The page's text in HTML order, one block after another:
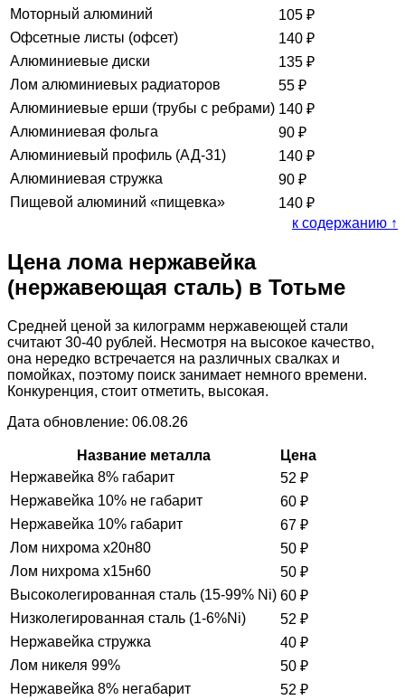
Моторный алюминий
105 ₽
Офсетные листы (офсет)
140 ₽
Алюминиевые диски
135 ₽
Лом алюминиевых радиаторов
55 ₽
Алюминиевые ерши (трубы с ребрами) 140 ₽
Алюминиевая фольга
90 ₽
Алюминиевый профиль (АД-31)
140 ₽
Алюминиевая стружка
90 ₽
Пищевой алюминий «пищевка»
140 ₽
к содержанию ↑
Цена лома нержавейка
(нержавеющая сталь) в Тотьме
Средней ценой за килограмм нержавеющей стали
считают 30-40 рублей. Несмотря на высокое качество,
она нередко встречается на различных свалках и
помойках, поэтому поиск занимает немного времени.
Конкуренция, стоит отметить, высокая.
Дата обновление: 06.08.26
Название металла
Цена
Нержавейка 8% габарит
52 ₽
Нержавейка 10% не габарит
60 ₽
Нержавейка 10% габарит
67 ₽
Лом нихрома х20н80
50 ₽
Лом нихрома х15н60
50 ₽
Высоколегированная сталь (15-99% Ni) 60 ₽
Низколегированная сталь (1-6%Ni)
52 ₽
Нержавейка стружка
40 ₽
Лом никеля 99%
50 ₽
Нержавейка 8% негабарит
52 ₽